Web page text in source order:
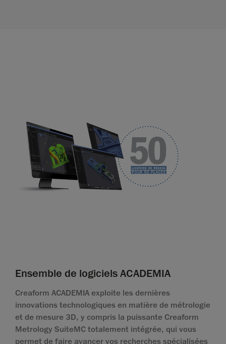
Ensemble de logiciels ACADEMIA
Creaform ACADEMIA exploite les dernières
innovations technologiques en matière de métrologie
et de mesure 3D, y compris la puissante Creaform
Metrology SuiteMC totalement intégrée, qui vous
permet de faire avancer vos recherches spécialisées